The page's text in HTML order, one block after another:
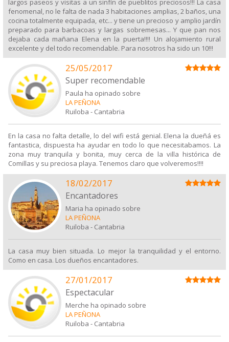
largos paseos y visitas a un sinfín de pueblitos preciosos!!! La casa
fenomenal, no le falta de nada 3 habitaciones amplias, 2 baños, una
cocina totalmente equipada, etc... y tiene un precioso y amplio jardín
preparado para barbacoas y largas sobremesas... Y que pan nos
dejaba cada mañana Elena en la puerta!!!! Un alojamiento rural
excelente y del todo recomendable. Para nosotros ha sido un 10!!!
25/05/2017
Super recomendable
Paula ha opinado sobre
LA PEÑONA
Ruiloba - Cantabria
En la casa no falta detalle, lo del wifi está genial. Elena la dueñá es
fantastica, dispuesta ha ayudar en todo lo que necesitabamos. La
zona muy tranquila y bonita, muy cerca de la villa histórica de
Comillas y su preciosa playa. Tenemos claro que volveremos!!!!
18/02/2017
Encantadores
Maria ha opinado sobre
LA PEÑONA
Ruiloba - Cantabria
La casa muy bien situada. Lo mejor la tranquilidad y el entorno.
Como en casa. Los dueños encantadores.
27/01/2017
Espectacular
Merche ha opinado sobre
LA PEÑONA
Ruiloba - Cantabria